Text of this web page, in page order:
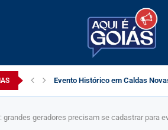
Evento Histórico em Caldas
grandes geradores precisam se cadastrar para